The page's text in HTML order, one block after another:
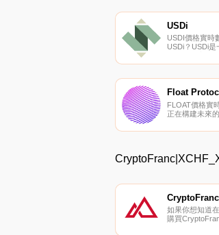
USDi
USDI價格實時
USDi？USDi是
議（IP）是以
利息協議中存
造1個USDi,并
持有的1個
1個USDC.
Float
FLOAT價格實
正在構建未來
牌。它被設計
存儲和記賬單
CryptoFranc
如果你想知道
購買